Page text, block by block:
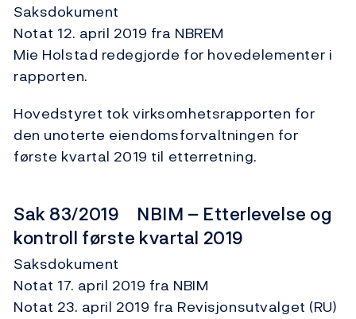
Saksdokument
Notat 12. april 2019 fra NBREM
Mie Holstad redegjorde for hovedelementer i
rapporten.
Hovedstyret tok virksomhetsrapporten for
den unoterte eiendomsforvaltningen for
første kvartal 2019 til etterretning.
Sak 83/2019 NBIM – Etterlevelse og
kontroll første kvartal 2019
Saksdokument
Notat 17. april 2019 fra NBIM
Notat 23. april 2019 fra Revisjonsutvalget (RU)